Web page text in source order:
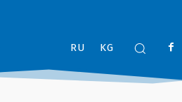
RU KG